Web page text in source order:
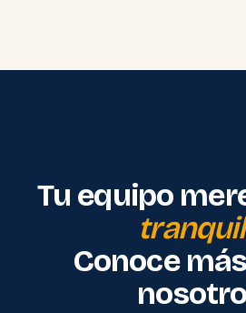
Tu equipo
Conoce